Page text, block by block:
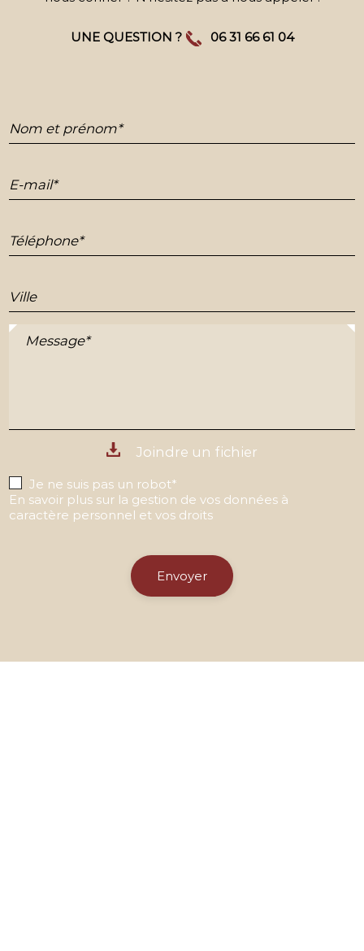
Nom et prénom*
E-mail*
Téléphone*
Ville
Message*
Joindre un fichier
Je ne suis pas un robot*
En savoir plus sur la gestion de vos données à
caractère personnel et vos droits
Envoyer
UNE QUESTION ? 06 31 66 61 04